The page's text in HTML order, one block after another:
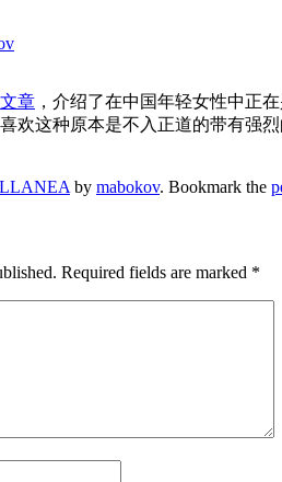
文章 ，介绍了在中国年轻女性中正
这种原本是不入正道的带有强
by mabokov. Bookmark the
Required fields are marked *